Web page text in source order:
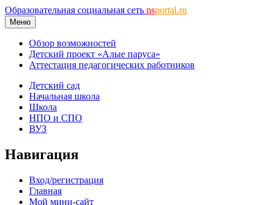
Образовательная социальная сеть nsportal.ru
Меню
Обзор возможностей
Детский проект «Алые паруса»
Аттестация педагогических работников
Детский сад
Начальная школа
Школа
НПО и СПО
ВУЗ
Навигация
Вход/регистрация
Главная
Мой мини-сайт